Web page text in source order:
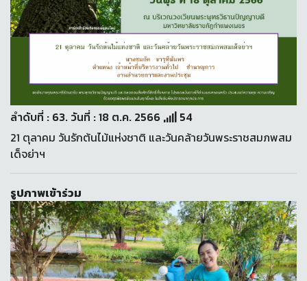
ลำดับที่ : 63. วันที่ : 18 ต.ค. 2566
54
21 ตุลาคม วันรักต้นไม้แห่งชาติ และวันคล้ายวันพระราชสมภพสม
เด็จย่าฯ
รูปภาพเข้าร่วม